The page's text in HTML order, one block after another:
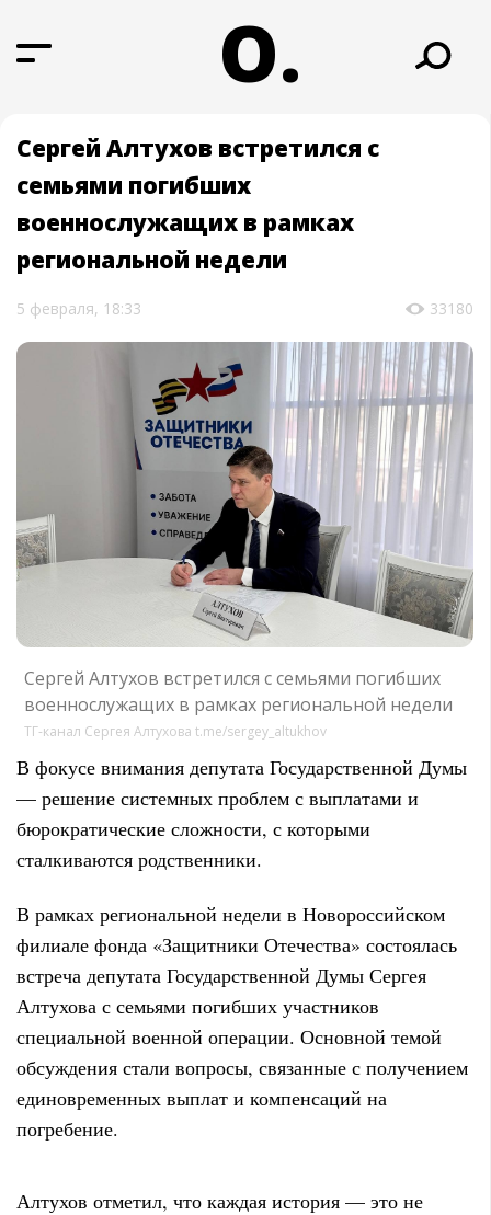
О.
Сергей Алтухов встретился с
семьями погибших
военнослужащих в рамках
региональной недели
5 февраля, 18:33 33180
Сергей Алтухов встретился с семьями погибших
военнослужащих в рамках региональной недели
ТГ-канал Сергея Алтухова t.me/sergey_altukhov
В фокусе внимания депутата Государственной Думы
— решение системных проблем с выплатами и
бюрократические сложности, с которыми
сталкиваются родственники.
В рамках региональной недели в Новороссийском
филиале фонда «Защитники Отечества» состоялась
встреча депутата Государственной Думы Сергея
Алтухова с семьями погибших участников
специальной военной операции. Основной темой
обсуждения стали вопросы, связанные с получением
единовременных выплат и компенсаций на
погребение.
Алтухов отметил, что каждая история — это не